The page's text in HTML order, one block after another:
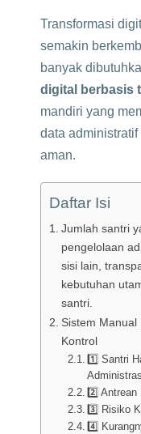
Transformasi
semakin
banyak
digital berbasis
mandiri yang
data
aman.
Daftar Isi
Jumlah santri
pengelolaan
sisi lain,
kebutuhan
santri.
Sistem Manual
Kontrol
1️⃣ Santri
2️⃣
3️⃣ Risiko
4️⃣